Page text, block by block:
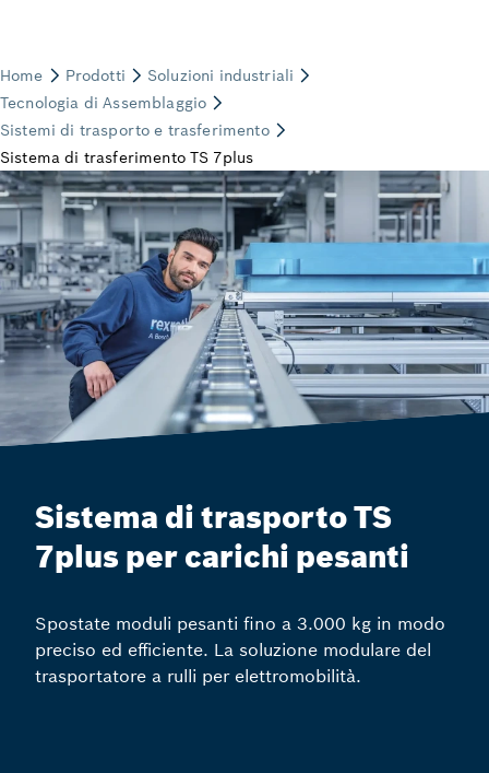
Sistema di trasporto TS
7plus per carichi pesanti
Spostate moduli pesanti fino a 3.000 kg in modo
preciso ed efficiente. La soluzione modulare del
trasportatore a rulli per elettromobilità.